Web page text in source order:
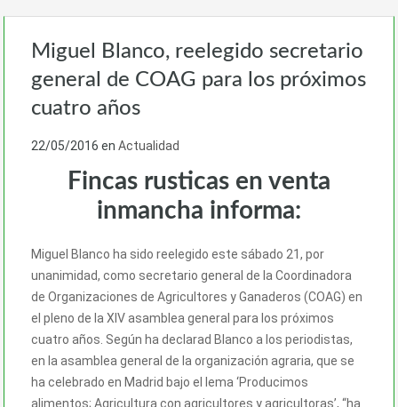
Miguel Blanco, reelegido secretario
general de COAG para los próximos
cuatro años
22/05/2016 en Actualidad
Fincas rusticas en venta
inmancha informa:
Miguel Blanco ha sido reelegido este sábado 21, por
unanimidad, como secretario general de la Coordinadora
de Organizaciones de Agricultores y Ganaderos (COAG) en
el pleno de la XIV asamblea general para los próximos
cuatro años. Según ha declarad Blanco a los periodistas,
en la asamblea general de la organización agraria, que se
ha celebrado en Madrid bajo el lema ‘Producimos
alimentos; Agricultura con agricultores y agricultoras’, “ha